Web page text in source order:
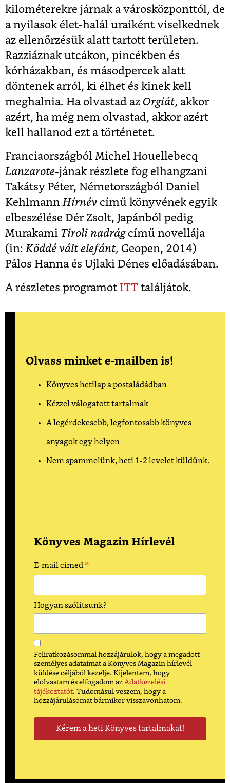
kilométerekre járnak a városközponttól, de
a nyilasok élet-halál uraiként viselkednek
az ellenőrzésük alatt tartott területen.
Razziáznak utcákon, pincékben és
kórházakban, és másodpercek alatt
döntenek arról, ki élhet és kinek kell
meghalnia. Ha olvastad az Orgiát, akkor
azért, ha még nem olvastad, akkor azért
kell hallanod ezt a történetet.
Franciaországból Michel Houellebecq
Lanzarote-jának részlete fog elhangzani
Takátsy Péter, Németországból Daniel
Kehlmann Hírnév című könyvének egyik
elbeszélése Dér Zsolt, Japánból pedig
Murakami Tiroli nadrágcímű novellája
(in: Köddé vált elefánt, Geopen, 2014)
Pálos Hanna és Ujlaki Dénes előadásában.
A részletes programot ITT találjátok.
Olvass minket e-mailben is!
Könyves hetilap a postaládádban
Kézzel válogatott tartalmak
A legérdekesebb, legfontosabb könyves
anyagok egy helyen
Nem spammelünk, heti 1-2 levelet küldünk.
Könyves Magazin Hírlevél
E-mail címed *
Hogyan szólítsunk?
Feliratkozásommal hozzájárulok, hogy a megadott
személyes adataimat a Könyves Magazin hírlevél
küldése céljából kezelje. Kijelentem, hogy
elolvastam és elfogadom az Adatkezelési
tájékoztatót. Tudomásul veszem, hogy a
hozzájárulásomat bármikor visszavonhatom.